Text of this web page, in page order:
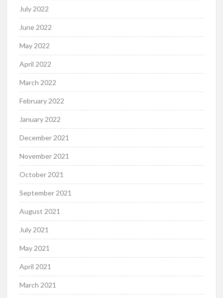
July 2022
June 2022
May 2022
April 2022
March 2022
February 2022
January 2022
December 2021
November 2021
October 2021
September 2021
August 2021
July 2021
May 2021
April 2021
March 2021